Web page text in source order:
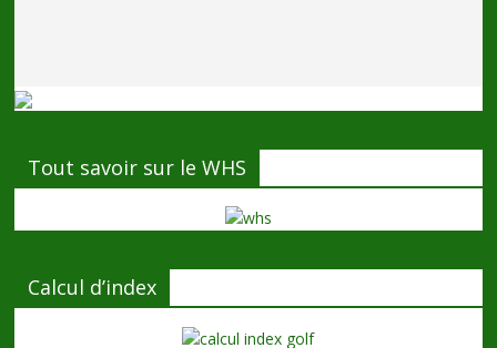
Tout savoir sur le WHS
Calcul d’index